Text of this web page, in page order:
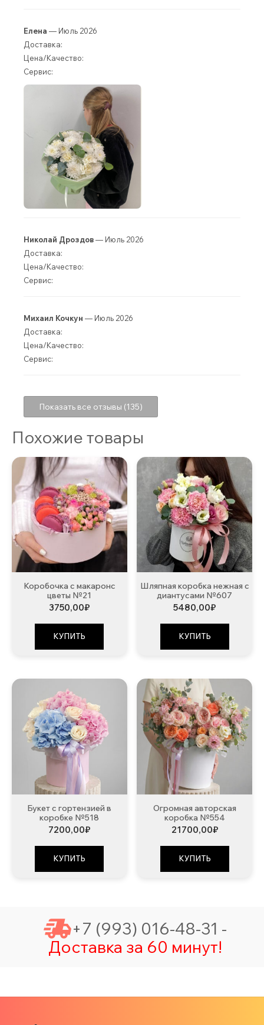
Елена — Июль 2026
Доставка:
Цена/Качество:
Сервис:
Николай Дроздов— Июль 2026
Доставка:
Цена/Качество:
Сервис:
Михаил Кочкун — Июль 2026
Доставка:
Цена/Качество:
Сервис:
Показать все отзывы (135)
Похожие товары
Коробочка с макаронс
цветы №21
3750,00₽
КУПИТЬ
Шляпная коробка нежная с
диантусами №607
5480,00₽
КУПИТЬ
Букет с гортензией в
коробке №518
7200,00₽
КУПИТЬ
Огромная авторская
коробка №554
21700,00₽
КУПИТЬ
+7 (993) 016-48-31 -
Доставка за 60 минут!